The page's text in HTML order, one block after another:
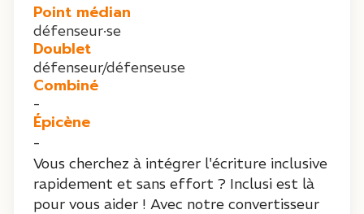
Point médian
défenseur·se
Doublet
défenseur/défenseuse
Combiné
-
Épicène
-
Vous cherchez à intégrer l'écriture inclusive
rapidement et sans effort ? Inclusi est là
pour vous aider ! Avec notre convertisseur